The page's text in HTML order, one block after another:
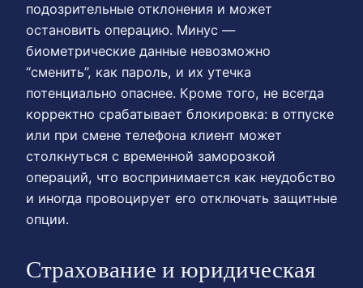
подозрительные отклонения и может
остановить операцию. Минус —
биометрические данные невозможно
“сменить”, как пароль, и их утечка
потенциально опаснее. Кроме того, не всегда
корректно срабатывает блокировка: в отпуске
или при смене телефона клиент может
столкнуться с временной заморозкой
операций, что воспринимается как неудобство
и иногда провоцирует его отключать защитные
опции.
Страхование и юридическая